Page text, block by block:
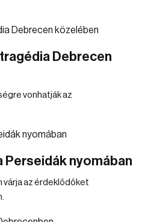
Debrecen
vonhatják az
Perseidák nyomában
várja az érdeklődőket